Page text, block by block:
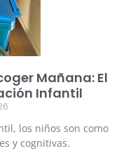
Mañana: El
Infantil
los niños son como
y cognitivas.